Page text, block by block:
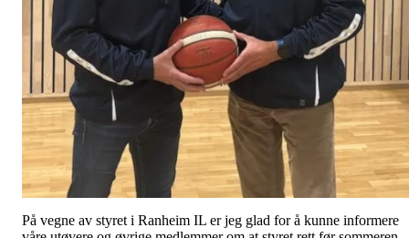
På vegne av styret i Ranheim IL er jeg glad for å kunne informere